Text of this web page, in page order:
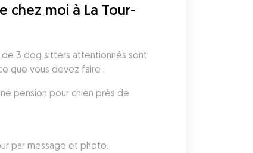
chez moi à La Tour-
de 3 dog sitters attentionnés sont
que vous devez faire :
pension pour chien près de
par message et photo.